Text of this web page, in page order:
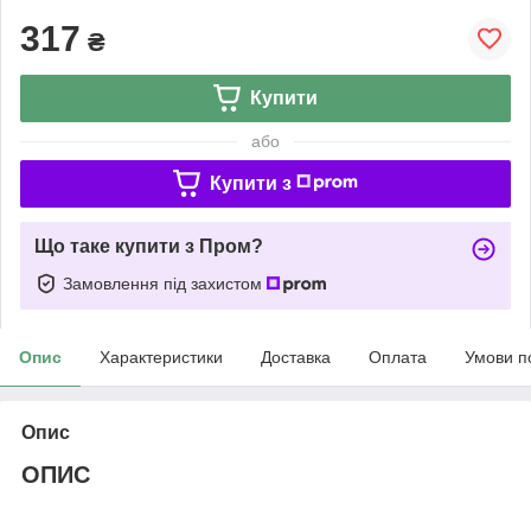
317 ₴
Купити
або
Купити з
Що таке купити з Пром?
Замовлення під захистом
Опис Характеристики Доставка Оплата Умови
Опис
ОПИС